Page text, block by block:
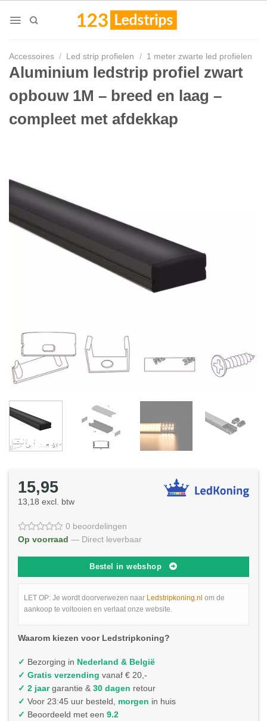
Accessoires / Led strip profielen / 1 meter zwarte led profielen
Aluminium ledstrip profiel zwart
opbouw 1M – breed en laag –
compleet met afdekkap
15,95
13,18 excl. btw
0 beoordelingen
Op voorraad — Direct leverbaar
Bestel in webshop
LET OP: Je wordt doorverwezen naar Ledstripkoning.nl om de
aankoop te voltooien en verlaat onze website.
Waarom kiezen voor Ledstripkoning?
✓ Bezorging in Nederland & België
✓ Gratis verzending vanaf € 20,-
✓ 2 jaargarantie & 30 dagen retour
✓ Voor 23:45 uur besteld, morgen in huis
✓ Beoordeeld met een 9.2